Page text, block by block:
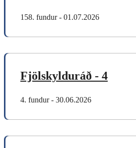
158. fundur - 01.07.2026
Fjölskylduráð - 4
4. fundur - 30.06.2026